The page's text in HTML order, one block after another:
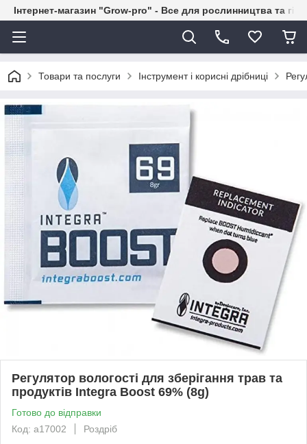
Інтернет-магазин "Grow-pro" - Все для рослинництва та
Товари та послуги Інструмент і корисні дрібниці
Регулятор вологості для зберігання трав та
продуктів Integra Boost 69% (8g)
Готово до відправки
Код: a17002
Роздріб